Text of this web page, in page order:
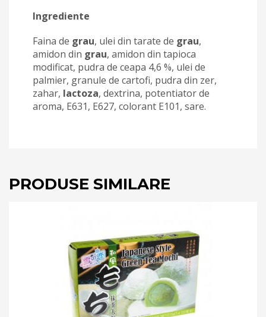
Ingrediente
Faina de grau, ulei din tarate de grau,
amidon din grau, amidon din tapioca
modificat, pudra de ceapa 4,6 %, ulei de
palmier, granule de cartofi, pudra din zer,
zahar, lactoza, dextrina, potentiator de
aroma, E631, E627, colorant E101, sare.
PRODUSE SIMILARE